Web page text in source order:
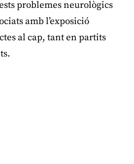
problemes neurològics
amb l’exposició
al cap, tant en partits